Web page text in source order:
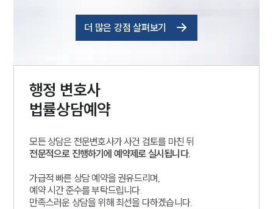
더 많은 강점 살펴보기
행정 변호사
법률상담예약
모든 상담은 전문변호사가 사건 검토를 마친 뒤
전문적으로 진행하기에 예약제로 실시됩니다.
가급적 빠른 상담 예약을 권유드리며,
예약 시간 준수를 부탁드립니다.
만족스러운 상담을 위해 최선을 다하겠습니다.